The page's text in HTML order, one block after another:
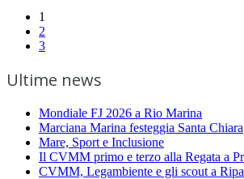
1
2
3
Ultime news
Mondiale FJ 2026 a Rio Marina
Marciana Marina festeggia Santa Chiara
Mare, Sport e Inclusione
Il CVMM primo e terzo alla Regata a
CVMM, Legambiente e gli scout a